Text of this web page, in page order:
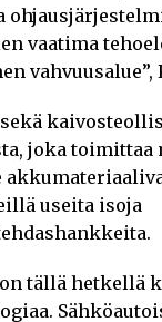
vaatima
vahvuusalue”,
sekä
joka toimittaa
useita isoja
tällä hetkellä